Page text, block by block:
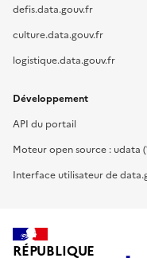
defis.data.gouv.fr
culture.data.gouv.fr
logistique.data.gouv.fr
Développement
API du portail
Moteur open source : udata
Interface utilisateur de
RÉPUBLIQUE